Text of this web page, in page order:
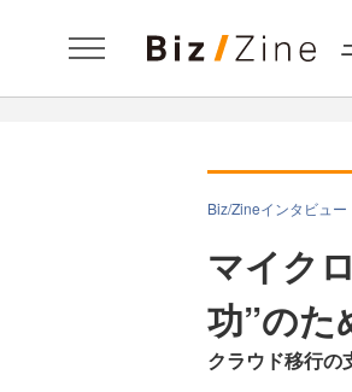
Biz/Zineインタビュー
マイク
功”のた
クラウド移行の